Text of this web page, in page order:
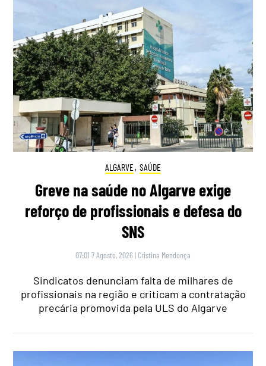
ALGARVE, SAÚDE
Greve na saúde no Algarve exige
reforço de profissionais e defesa do
SNS
07:01 7 Agosto, 2026 | Cristina Mendonça
Sindicatos denunciam falta de milhares de
profissionais na região e criticam a contratação
precária promovida pela ULS do Algarve